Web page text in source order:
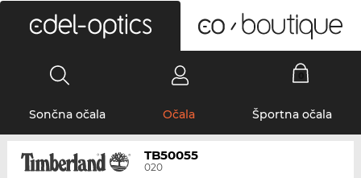
Sončna očala Očala Športna očala
TB50055
020